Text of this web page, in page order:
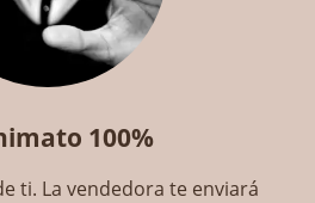
100%
ti. La vendedora te enviará